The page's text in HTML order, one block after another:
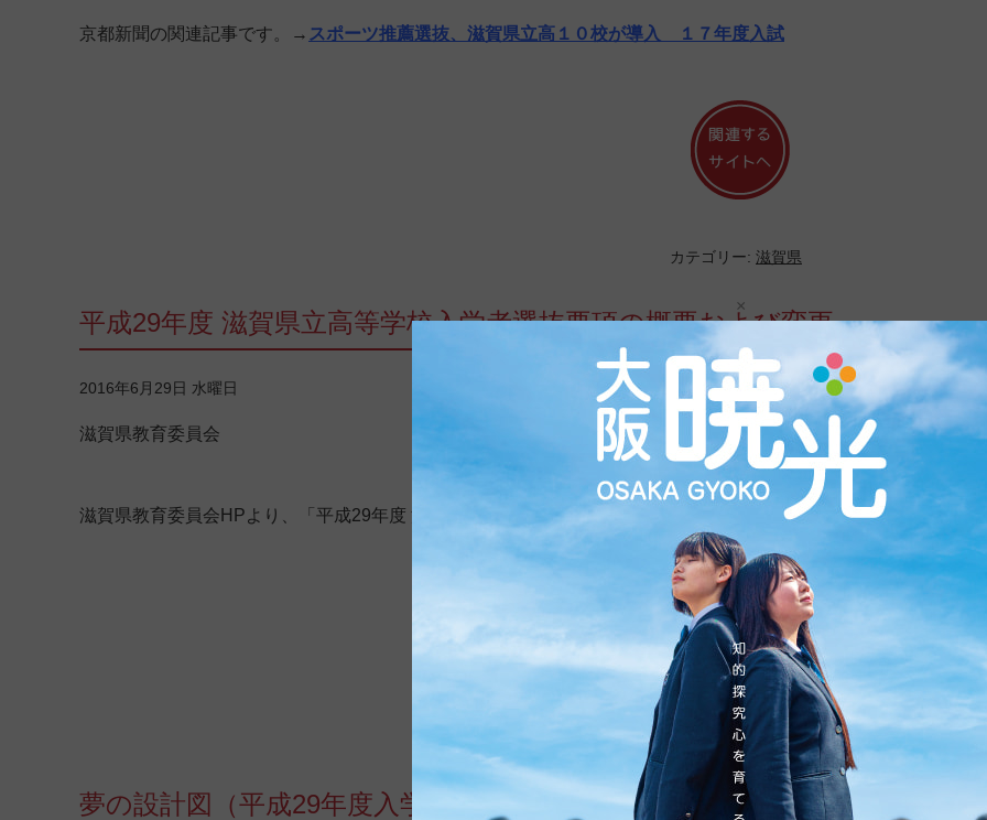
京都新聞の関連記事です。→ スポーツ推薦選抜、滋賀県立高１０校が導入 １７年度入試
カテゴリー: 滋賀県
平成29年度 滋賀県立高等学校入学者選抜要項の概要および変更
2016年6月29日 水曜日
滋賀県教育委員会
滋賀県教育委員会HPより、「平成29年度 滋賀県立高等学校入学者選抜要項の概要および変更」が、発表されまし
カテゴリー: 滋賀県
夢の設計図（平成29年度入学者選抜用）〜滋賀県立高等学校等特色紹介〜
×